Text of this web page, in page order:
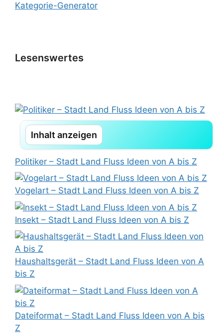
Kategorie-Generator
Lesenswertes
Inhalt anzeigen
Politiker – Stadt Land Fluss Ideen von A bis Z
Vogelart – Stadt Land Fluss Ideen von A bis Z
Insekt – Stadt Land Fluss Ideen von A bis Z
Haushaltsgerät – Stadt Land Fluss Ideen von A
bis Z
Dateiformat – Stadt Land Fluss Ideen von A bis
Z